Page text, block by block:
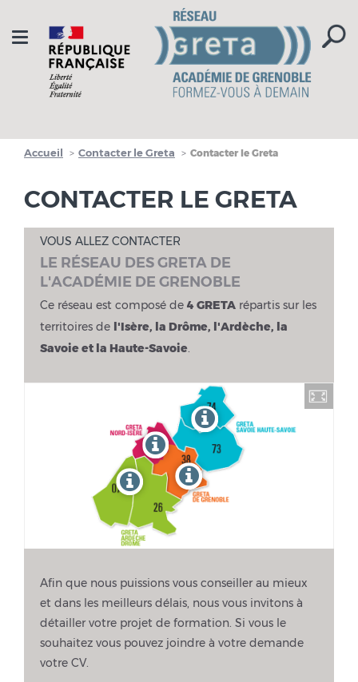
Toggle
navigation
Accueil Contacter le Greta Contacter le Greta
CONTACTER LE GRETA
VOUS ALLEZ CONTACTER
LE RÉSEAU DES GRETA DE
L'ACADÉMIE DE GRENOBLE
Ce réseau est composé de 4 GRETA répartis sur les
territoires de l'Isère, la Drôme, l'Ardèche, la
Savoie et la Haute-Savoie.
Afin que nous puissions vous conseiller au mieux
et dans les meilleurs délais, nous vous invitons à
détailler votre projet de formation. Si vous le
souhaitez vous pouvez joindre à votre demande
votre CV.